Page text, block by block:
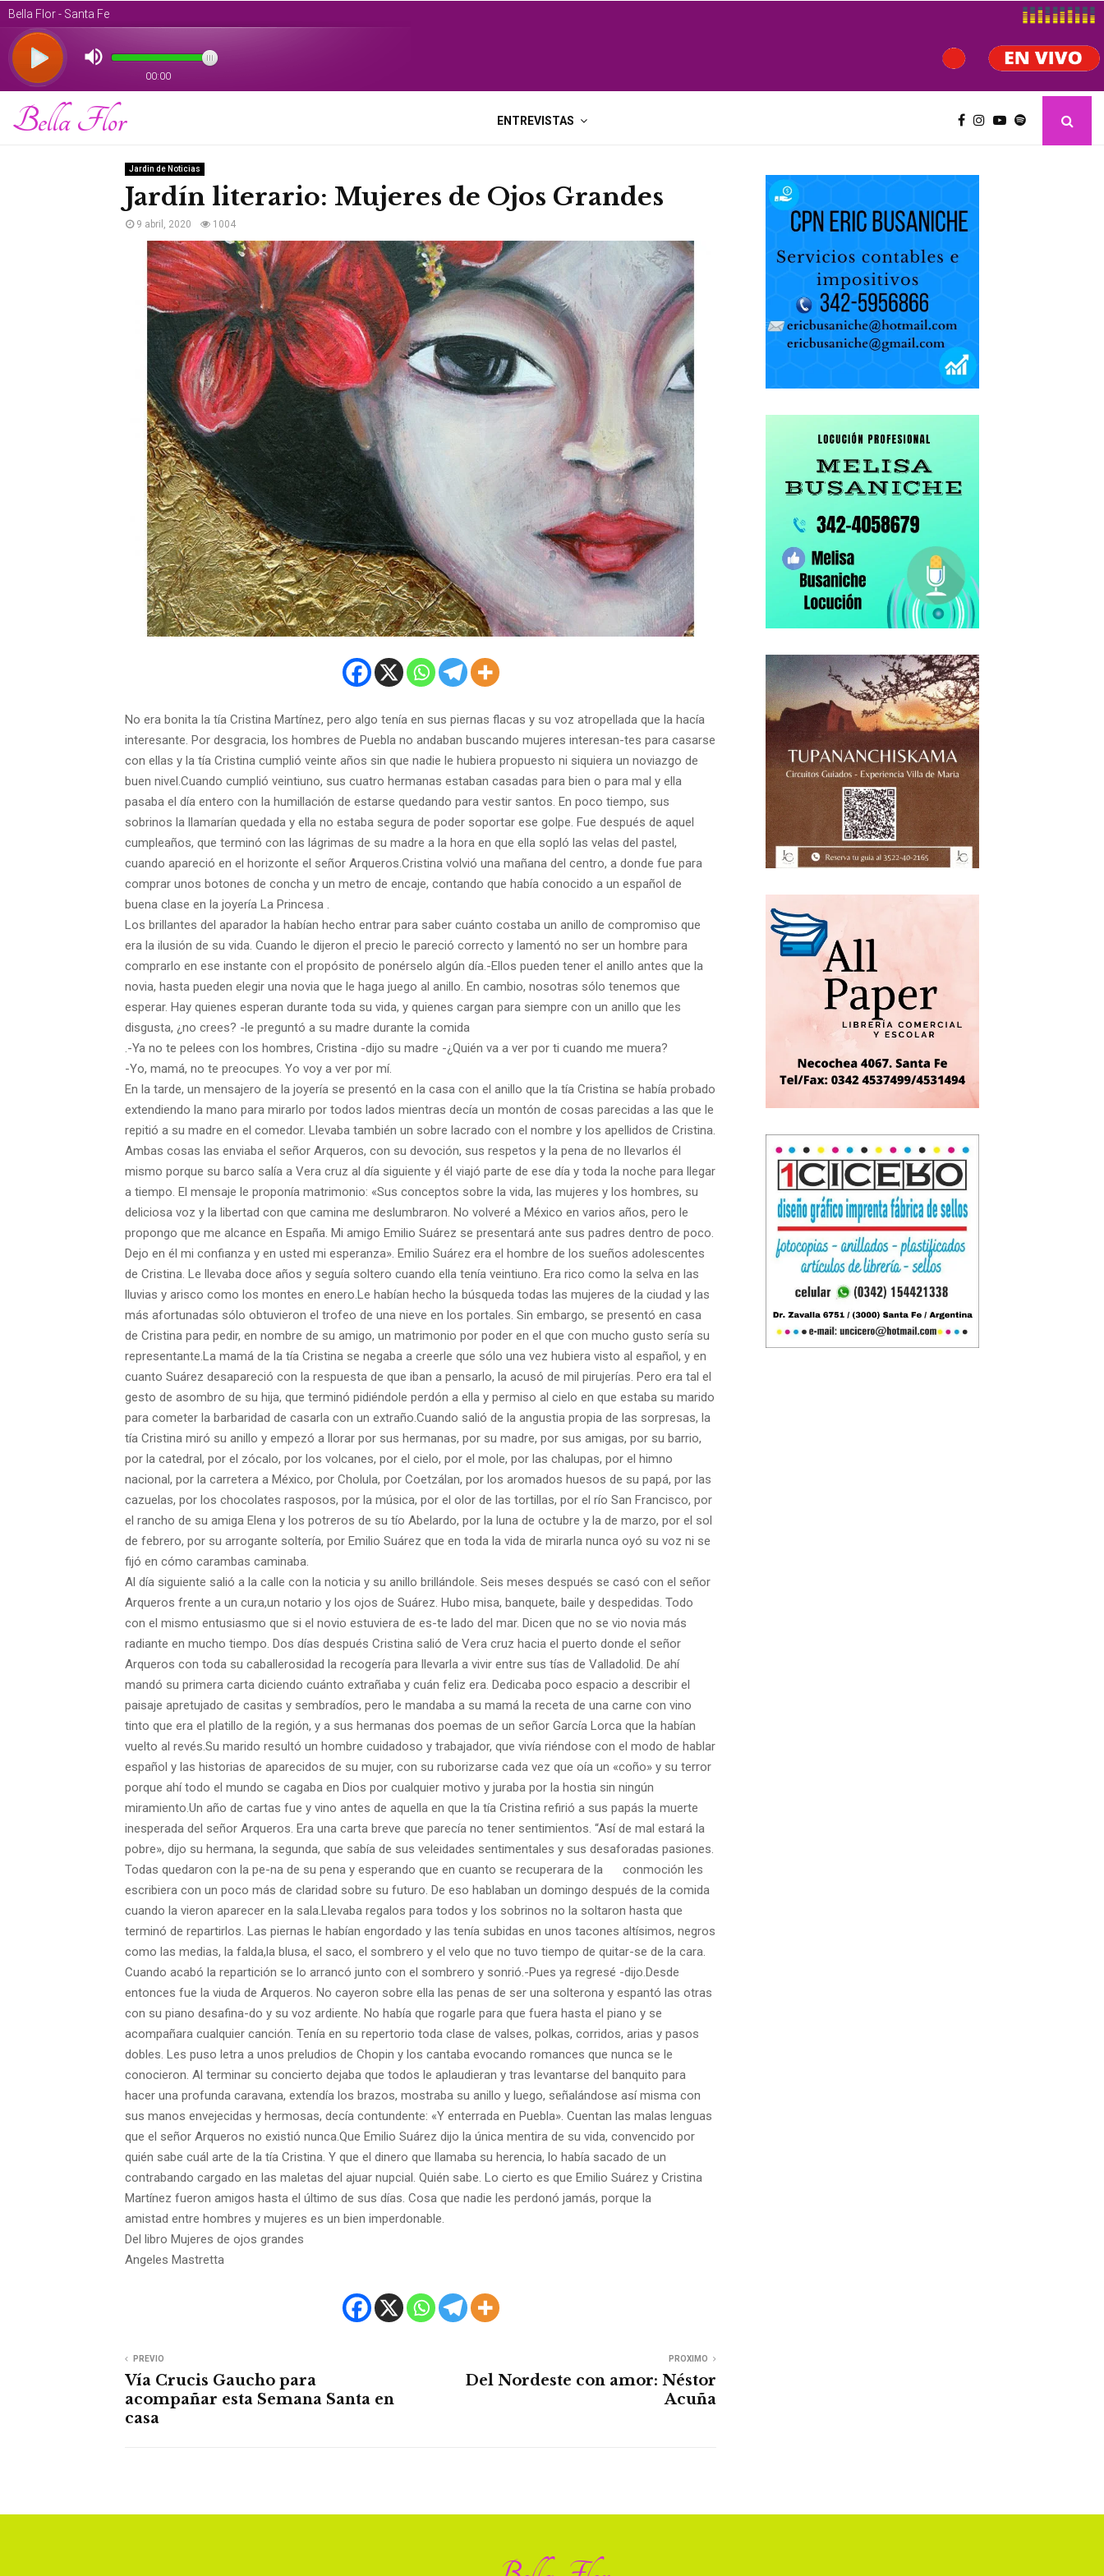
Bella Flor ENTREVISTAS
Jardin de Noticias
Jardín literario: Mujeres de Ojos Grandes
9 abril, 2020 1004
No era bonita la tía Cristina Martínez, pero algo tenía en sus piernas flacas y su voz atropellada que la hacía
interesante. Por desgracia, los hombres de Puebla no andaban buscando mujeres interesan-tes para casarse
con ellas y la tía Cristina cumplió veinte años sin que nadie le hubiera propuesto ni siquiera un noviazgo de
buen nivel.Cuando cumplió veintiuno, sus cuatro hermanas estaban casadas para bien o para mal y ella
pasaba el día entero con la humillación de estarse quedando para vestir santos. En poco tiempo, sus
sobrinos la llamarían quedada y ella no estaba segura de poder soportar ese golpe. Fue después de aquel
cumpleaños, que terminó con las lágrimas de su madre a la hora en que ella sopló las velas del pastel,
cuando apareció en el horizonte el señor Arqueros.Cristina volvió una mañana del centro, a donde fue para
comprar unos botones de concha y un metro de encaje, contando que había conocido a un español de
buena clase en la joyería La Princesa .
Los brillantes del aparador la habían hecho entrar para saber cuánto costaba un anillo de compromiso que
era la ilusión de su vida. Cuando le dijeron el precio le pareció correcto y lamentó no ser un hombre para
comprarlo en ese instante con el propósito de ponérselo algún día.-Ellos pueden tener el anillo antes que la
novia, hasta pueden elegir una novia que le haga juego al anillo. En cambio, nosotras sólo tenemos que
esperar. Hay quienes esperan durante toda su vida, y quienes cargan para siempre con un anillo que les
disgusta, ¿no crees? -le preguntó a su madre durante la comida
.-Ya no te pelees con los hombres, Cristina -dijo su madre -¿Quién va a ver por ti cuando me muera?
-Yo, mamá, no te preocupes. Yo voy a ver por mí.
En la tarde, un mensajero de la joyería se presentó en la casa con el anillo que la tía Cristina se había probado
extendiendo la mano para mirarlo por todos lados mientras decía un montón de cosas parecidas a las que le
repitió a su madre en el comedor. Llevaba también un sobre lacrado con el nombre y los apellidos de Cristina.
Ambas cosas las enviaba el señor Arqueros, con su devoción, sus respetos y la pena de no llevarlos él
mismo porque su barco salía a Vera cruz al día siguiente y él viajó parte de ese día y toda la noche para llegar
a tiempo. El mensaje le proponía matrimonio: «Sus conceptos sobre la vida, las mujeres y los hombres, su
deliciosa voz y la libertad con que camina me deslumbraron. No volveré a México en varios años, pero le
propongo que me alcance en España. Mi amigo Emilio Suárez se presentará ante sus padres dentro de poco.
Dejo en él mi confianza y en usted mi esperanza». Emilio Suárez era el hombre de los sueños adolescentes
de Cristina. Le llevaba doce años y seguía soltero cuando ella tenía veintiuno. Era rico como la selva en las
lluvias y arisco como los montes en enero.Le habían hecho la búsqueda todas las mujeres de la ciudad y las
más afortunadas sólo obtuvieron el trofeo de una nieve en los portales. Sin embargo, se presentó en casa
de Cristina para pedir, en nombre de su amigo, un matrimonio por poder en el que con mucho gusto sería su
representante.La mamá de la tía Cristina se negaba a creerle que sólo una vez hubiera visto al español, y en
cuanto Suárez desapareció con la respuesta de que iban a pensarlo, la acusó de mil pirujerías. Pero era tal el
gesto de asombro de su hija, que terminó pidiéndole perdón a ella y permiso al cielo en que estaba su marido
para cometer la barbaridad de casarla con un extraño.Cuando salió de la angustia propia de las sorpresas, la
tía Cristina miró su anillo y empezó a llorar por sus hermanas, por su madre, por sus amigas, por su barrio,
por la catedral, por el zócalo, por los volcanes, por el cielo, por el mole, por las chalupas, por el himno
nacional, por la carretera a México, por Cholula, por Coetzálan, por los aromados huesos de su papá, por las
cazuelas, por los chocolates rasposos, por la música, por el olor de las tortillas, por el río San Francisco, por
el rancho de su amiga Elena y los potreros de su tío Abelardo, por la luna de octubre y la de marzo, por el sol
de febrero, por su arrogante soltería, por Emilio Suárez que en toda la vida de mirarla nunca oyó su voz ni se
fijó en cómo carambas caminaba.
Al día siguiente salió a la calle con la noticia y su anillo brillándole. Seis meses después se casó con el señor
Arqueros frente a un cura,un notario y los ojos de Suárez. Hubo misa, banquete, baile y despedidas. Todo
con el mismo entusiasmo que si el novio estuviera de es-te lado del mar. Dicen que no se vio novia más
radiante en mucho tiempo. Dos días después Cristina salió de Vera cruz hacia el puerto donde el señor
Arqueros con toda su caballerosidad la recogería para llevarla a vivir entre sus tías de Valladolid. De ahí
mandó su primera carta diciendo cuánto extrañaba y cuán feliz era. Dedicaba poco espacio a describir el
paisaje apretujado de casitas y sembradíos, pero le mandaba a su mamá la receta de una carne con vino
tinto que era el platillo de la región, y a sus hermanas dos poemas de un señor García Lorca que la habían
vuelto al revés.Su marido resultó un hombre cuidadoso y trabajador, que vivía riéndose con el modo de hablar
español y las historias de aparecidos de su mujer, con su ruborizarse cada vez que oía un «coño» y su terror
porque ahí todo el mundo se cagaba en Dios por cualquier motivo y juraba por la hostia sin ningún
miramiento.Un año de cartas fue y vino antes de aquella en que la tía Cristina refirió a sus papás la muerte
inesperada del señor Arqueros. Era una carta breve que parecía no tener sentimientos. “Así de mal estará la
pobre», dijo su hermana, la segunda, que sabía de sus veleidades sentimentales y sus desaforadas pasiones.
Todas quedaron con la pe-na de su pena y esperando que en cuanto se recuperara de la conmoción les
escribiera con un poco más de claridad sobre su futuro. De eso hablaban un domingo después de la comida
cuando la vieron aparecer en la sala.Llevaba regalos para todos y los sobrinos no la soltaron hasta que
terminó de repartirlos. Las piernas le habían engordado y las tenía subidas en unos tacones altísimos, negros
como las medias, la falda,la blusa, el saco, el sombrero y el velo que no tuvo tiempo de quitar-se de la cara.
Cuando acabó la repartición se lo arrancó junto con el sombrero y sonrió.-Pues ya regresé -dijo.Desde
entonces fue la viuda de Arqueros. No cayeron sobre ella las penas de ser una solterona y espantó las otras
con su piano desafina-do y su voz ardiente. No había que rogarle para que fuera hasta el piano y se
acompañara cualquier canción. Tenía en su repertorio toda clase de valses, polkas, corridos, arias y pasos
dobles. Les puso letra a unos preludios de Chopin y los cantaba evocando romances que nunca se le
conocieron. Al terminar su concierto dejaba que todos le aplaudieran y tras levantarse del banquito para
hacer una profunda caravana, extendía los brazos, mostraba su anillo y luego, señalándose así misma con
sus manos envejecidas y hermosas, decía contundente: «Y enterrada en Puebla». Cuentan las malas lenguas
que el señor Arqueros no existió nunca.Que Emilio Suárez dijo la única mentira de su vida, convencido por
quién sabe cuál arte de la tía Cristina. Y que el dinero que llamaba su herencia, lo había sacado de un
contrabando cargado en las maletas del ajuar nupcial. Quién sabe. Lo cierto es que Emilio Suárez y Cristina
Martínez fueron amigos hasta el último de sus días. Cosa que nadie les perdonó jamás, porque la
amistad entre hombres y mujeres es un bien imperdonable.
Del libro Mujeres de ojos grandes
Angeles Mastretta
PREVIO
Vía Crucis Gaucho para
acompañar esta Semana Santa en
casa
PROXIMO
Del Nordeste con amor: Néstor
Acuña